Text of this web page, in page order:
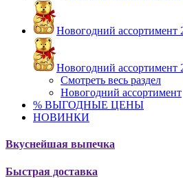
Новогодний ассортимент
Новогодний ассортимент
Смотреть весь раздел
Новогодний ассортимент
% ВЫГОДНЫЕ ЦЕНЫ
НОВИНКИ
Вкуснейшая выпечка
Быстрая доставка